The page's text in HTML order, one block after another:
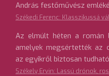
András festőművész
Székedi Ferenc: Klasszikussá
Az elmúlt héten a román
amelyek megsértették az
az egyikről biztosan
Székely Ervin: Lassú drónok,